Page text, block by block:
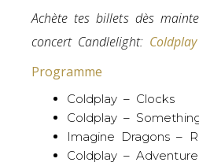
Achète tes billets dès
concert Candlelight:
Programme
Coldplay – Clocks
Coldplay –
Imagine Dragons –
Coldplay –